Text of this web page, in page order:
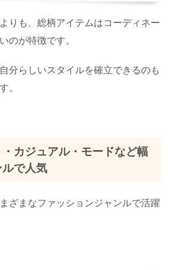
りも、総柄アイテムはコーディネー
のが特徴です。
分らしいスタイルを確立できるのも
。
カジュアル・モードなど幅
で人気
ざまなファッションジャンルで活躍